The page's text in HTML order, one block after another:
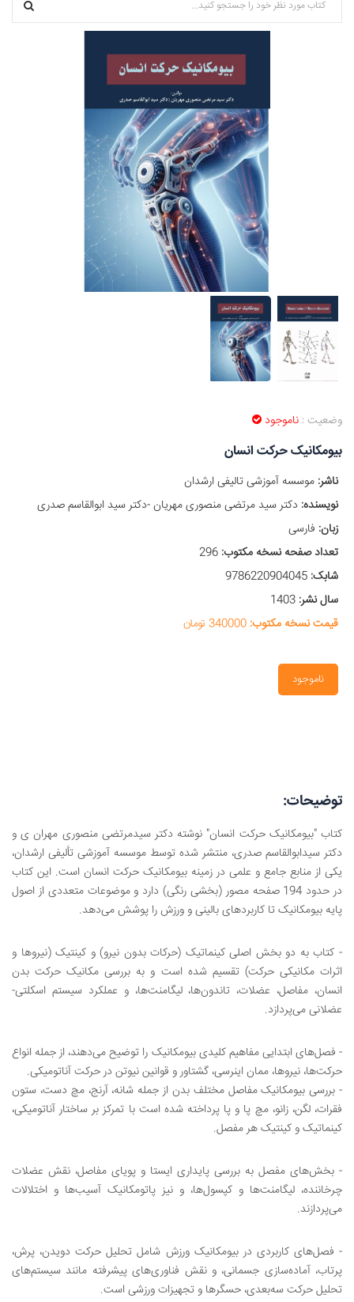
avet mirakyan_fxet avet mirakyan_fxet گرامی : درخواست
استخدام شما با موفقیت انجام شد ساعت ۱۶:۴۴:۵۳ تاریخ ۱۴۰۵/۵/۱۶
وضعیت : ناموجود
بیومکانیک حرکت انسان
ناشر: موسسه آموزشی تالیفی ارشدان
نویسنده: دکتر سید مرتضی منصوری مهریان -دکتر سید ابوالقاسم صدری
زبان: فارسی
تعداد صفحه نسخه مکتوب:
شابک:
سال نشر:
قیمت نسخه مکتوب:
ناموجود
توضیحات:
کتاب "بیومکانیک حرکت انسان" نوشته دکتر سیدمرتضی منصوری مهران ی و
دکتر سیدابوالقاسم صدری، منتشر شده توسط موسسه آموزشی تألیفی ارشدان،
یکی از منابع جامع و علمی در زمینه بیومکانیک حرکت انسان است. این کتاب
در حدود 194 صفحه مصور (بخشی رنگی) دارد و موضوعات متعددی از اصول
پایه بیومکانیک تا کاربردهای بالینی و ورزش را پوشش می‌دهد.
- کتاب به دو بخش اصلی کینماتیک (حرکات بدون نیرو) و کینتیک (نیروها و
اثرات مکانیکی حرکت) تقسیم شده است و به بررسی مکانیک حرکت بدن
انسان، مفاصل، عضلات، تاندون‌ها، لیگامنت‌ها، و عملکرد سیستم اسکلتی-
عضلانی می‌پردازد.
- فصل‌های ابتدایی مفاهیم کلیدی بیومکانیک را توضیح می‌دهند، از جمله انواع
حرکت‌ها، نیروها، ممان اینرسی، گشتاور و قوانین نیوتن در حرکت آناتومیکی.
- بررسی بیومکانیک مفاصل مختلف بدن از جمله شانه، آرنج، مچ دست، ستون
فقرات، لگن، زانو، مچ پا و پا پرداخته شده است با تمرکز بر ساختار آناتومیکی،
کینماتیک و کینتیک هر مفصل.
- بخش‌های مفصل به بررسی پایداری ایستا و پویای مفاصل، نقش عضلات
چرخاننده، لیگامنت‌ها و کپسول‌ها، و نیز پاتومکانیک آسیب‌ها و اختلالات
می‌پردازند.
- فصل‌های کاربردی در بیومکانیک ورزش شامل تحلیل حرکت دویدن، پرش،
پرتاب، آماده‌سازی جسمانی، و نقش فناوری‌های پیشرفته مانند سیستم‌های
تحلیل حرکت سه‌بعدی، حسگرها و تجهیزات ورزشی است.